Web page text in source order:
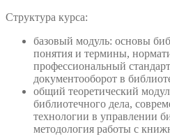
Структура курса:
базовый модуль: основы
понятия и термины,
профессиональный
документооборот в
общий теоретический
библиотечного дела,
технологии в управлении
методология работы с